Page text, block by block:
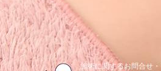
施術に関するお問合せ